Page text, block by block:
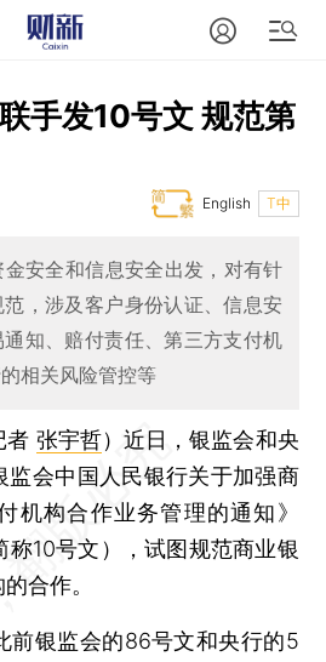
手发10号文 规范第
T中
English
安全和信息安全出发，对有针
，涉及客户身份认证、信息安
知、赔付责任、第三方支付机
相关风险管控等
者 张宇哲） 近日，银监会和央
监会中国人民银行关于加强商
机构合作业务管理的通知》
称10号文），试图规范商业银
合作。
银监会的86号文和央行的5